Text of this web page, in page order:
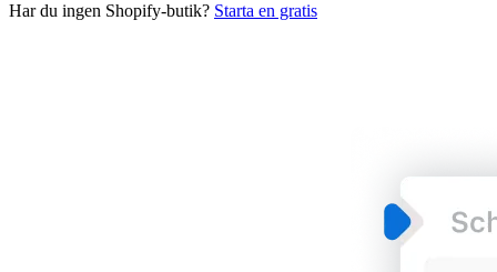
Har du ingen Shopify-butik? Starta en gratis